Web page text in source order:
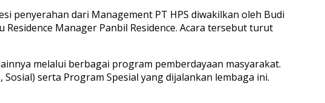
penyerahan dari Management PT HPS diwakilkan oleh Budi
Manager Panbil Residence. Acara tersebut turut
melalui berbagai program pemberdayaan masyarakat.
serta Program Spesial yang dijalankan lembaga ini.